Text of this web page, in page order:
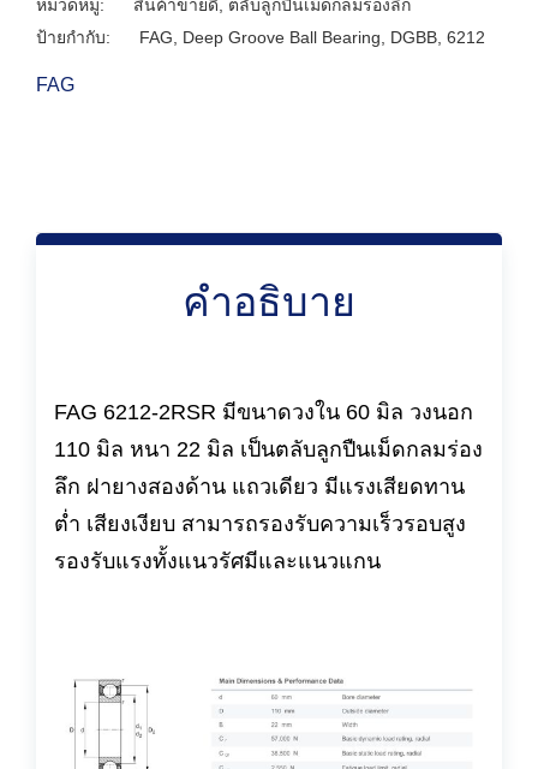
หมวดหมู่: สินค้าขายดี
ตลับลูกปืนเม็ดกลมร่องลึก
ป้ายกำกับ:
FAG Deep Groove Ball Bearing DGBB 6212
FAG
คำอธิบาย
FAG 6212-2RSR มีขนาดวงใน 60 มิล วงนอก
110 มิล หนา 22 มิล เป็นตลับลูกปืนเม็ดกลมร่อง
ลึก ฝายางสองด้าน แถวเดียว มีแรงเสียดทาน
ต่ำ เสียงเงียบ สามารถรองรับความเร็วรอบสูง
รองรับแรงทั้งแนวรัศมีและแนวแกน